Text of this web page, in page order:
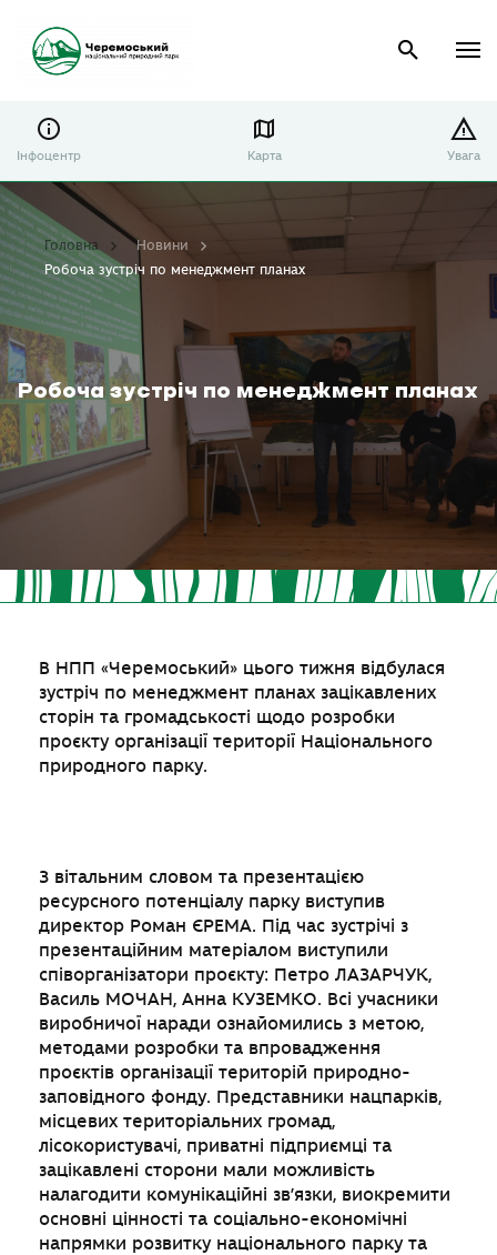
Інфоцентр Карта Увага
Робоча зустріч по менеджмент планах
Головна
Новини
Робоча зустріч по менеджмент планах
В НПП «Черемоський» цього тижня відбулася
зустріч по менеджмент планах зацікавлених
сторін та громадськості щодо розробки
проєкту організації території Національного
природного парку.
З вітальним словом та презентацією
ресурсного потенціалу парку виступив
директор Роман ЄРЕМА. Під час зустрічі з
презентаційним матеріалом виступили
співорганізатори проєкту: Петро ЛАЗАРЧУК,
Василь МОЧАН, Анна КУЗЕМКО. Всі учасники
виробничої наради ознайомились з метою,
методами розробки та впровадження
проєктів організації територій природно-
заповідного фонду. Представники нацпарків,
місцевих територіальних громад,
лісокористувачі, приватні підприємці та
зацікавлені сторони мали можливість
налагодити комунікаційні зв’язки, виокремити
основні цінності та соціально-економічні
напрямки розвитку національного парку та